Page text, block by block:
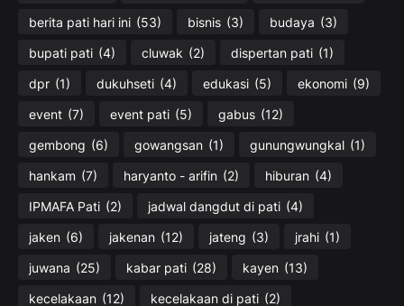
berita pati hari ini (53) bisnis (3) budaya (3)
bupati pati (4) cluwak (2) dispertan pati (1)
dpr (1) dukuhseti (4) edukasi (5) ekonomi (9)
event (7) event pati (5) gabus (12)
gembong (6) gowangsan (1) gunungwungkal (1)
hankam (7) haryanto - arifin (2) hiburan (4)
IPMAFA Pati (2) jadwal dangdut di pati (4)
jaken (6) jakenan (12) jateng (3) jrahi (1)
juwana (25) kabar pati (28) kayen (13)
kecelakaan (12) kecelakaan di pati (2)